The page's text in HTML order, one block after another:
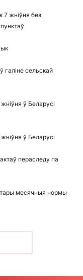
7 жніўня без
галіне сельскай
ў Беларусі
ў Беларусі
пераследу па
месячныя нормы